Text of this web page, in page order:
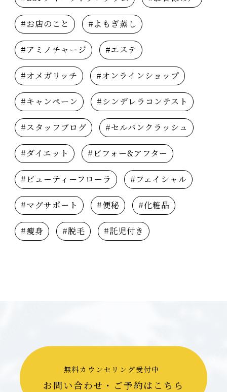
#お店のこと #よもぎ蒸し
#アミノチャージ #エステ
#オメガリッチ #オンラインショップ
#キャンペーン #シンデレラコンテスト
#スタッフブログ #セルバンクラッシュ
#ダイエット #ビフォー&アフター
#ビューティーフローラ #フェイシャル
#マグサポート #便秘 #化粧品
#瘦身 #脱毛 #託児付き
無料カウンセリング受付中
お問い合わせ・ご予約はこちら